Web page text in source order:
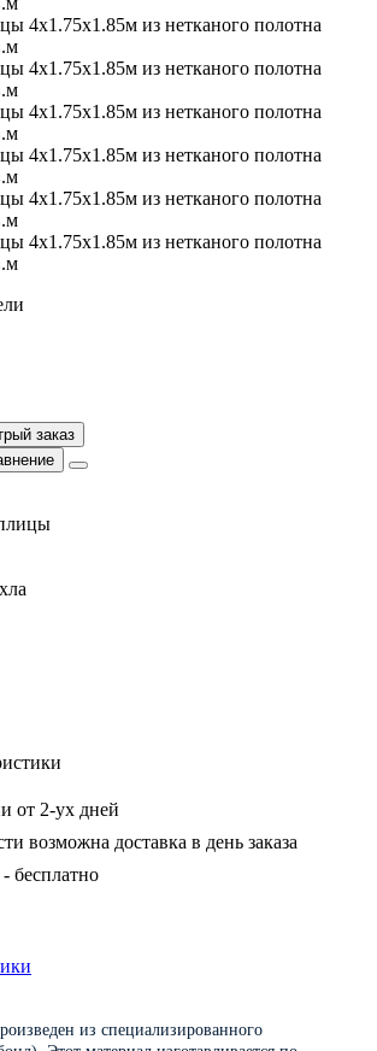
заказ
от 2-ух дней
возможна доставка в день заказа
бесплатно
из специализированного